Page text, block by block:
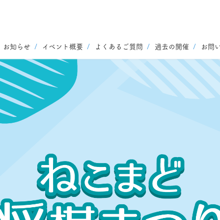
お知らせ イベント概要 よくあるご質問 過去の開催 お問